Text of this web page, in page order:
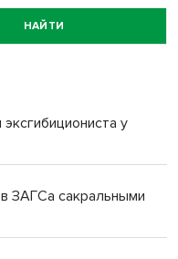
НАЙТИ
у
ЗАГСа сакральными